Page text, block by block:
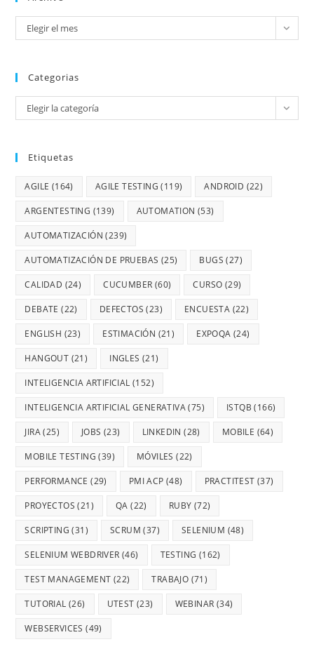
Elegir el mes
Categorias
Elegir la categoría
Etiquetas
AGILE (164) AGILE TESTING (119) ANDROID (22)
ARGENTESTING (139) AUTOMATION (53)
AUTOMATIZACIÓN (239)
AUTOMATIZACIÓN DE PRUEBAS (25) BUGS (27)
CALIDAD (24) CUCUMBER (60) CURSO (29)
DEBATE (22) DEFECTOS (23) ENCUESTA (22)
ENGLISH (23) ESTIMACIÓN (21) EXPOQA (24)
HANGOUT (21) INGLES (21)
INTELIGENCIA ARTIFICIAL (152)
INTELIGENCIA ARTIFICIAL GENERATIVA(75) ISTQB (166)
JIRA(25) JOBS (23) LINKEDIN (28) MOBILE (64)
MOBILE TESTING (39) MÓVILES (22)
PERFORMANCE (29) PMI ACP (48) PRACTITEST (37)
PROYECTOS (21) QA (22) RUBY (72)
SCRIPTING (31) SCRUM (37) SELENIUM (48)
SELENIUM WEBDRIVER (46) TESTING (162)
TEST MANAGEMENT (22) TRABAJO (71)
TUTORIAL (26) UTEST (23) WEBINAR (34)
WEBSERVICES (49)